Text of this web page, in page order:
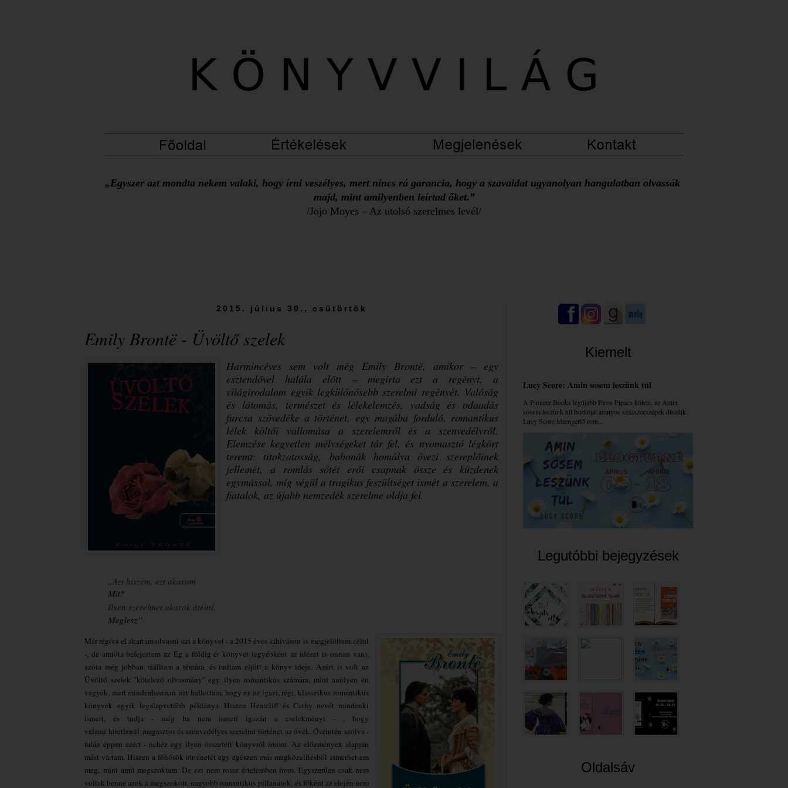
„Egyszer azt mondta nekem valaki, hogy írni veszélyes, mert nincs rá garancia, hogy a szavaidat ugyanolyan hangulatban olvassák
majd, mint amilyenben leírtad őket.”
/Jojo Moyes – Az utolsó szerelmes levél/
2015. július 30., csütörtök
Emily Brontë - Üvöltő szelek
Harmincéves sem volt még Emily Brontë, amikor – egy
esztendővel halála előtt – megírta ezt a regényt, a
világirodalom egyik legkülönösebb szerelmi regényét. Valóság
és látomás, természet és lélekelemzés, vadság és odaadás
furcsa szövedéke a történet, egy magába forduló, romantikus
lélek költői vallomása a szerelemről és a szenvedélyről.
Elemzése kegyetlen mélységeket tár fel, és nyomasztó légkört
teremt: titokzatosság, babonák homálya övezi szereplőinek
jellemét, a romlás sötét erői csapnak össze és küzdenek
egymással, míg végül a tragikus feszültséget ismét a szerelem, a
fiatalok, az újabb nemzedék szerelme oldja fel.
,,Azt hiszem, ezt akarom
Mit?
Ilyen szerelmet akarok átélni.
Meglesz"
Már régóta el akartam olvasni ezt a könyvet - a 2015 éves kihíváson is megjelöltem célul
-, de amióta befejeztem az Ég a földig ér könyvet (egyébként az idézet is onnan van),
azóta még jobban ráálltam a témára, és tudtam eljött a könyv ideje. Azért is volt az
Üvöltő szelek "kötelező olvasmány" egy ilyen romantikus számára, mint amilyen én
vagyok, mert mindenhonnan azt hallottam, hogy ez az igazi, régi, klasszikus romantikus
könyvek egyik legalapvetőbb példánya. Hiszen Heatcliff és Cathy nevét mindenki
ismeri, és tudja - még ha nem ismeri igazán a cselekményt - , hogy
valami hitetlenül magasztos és szenvedélyes szerelmi történet az övék. Őszintén szólva -
talán éppen ezért - nehéz egy ilyen összetett könyvről írnom. Az előzmények alapján
mást vártam. Hiszen a főhősök történetét egy egészen más megközelítésből ismerhettem
meg, mint amit megszoktam. De ezt nem rossz értelemben írom. Egyszerűen csak nem
voltak benne azok a megszokott, nagyobb romantikus pillanatok, és főként az elején nem
Kiemelt
Lucy Score: Amin sosem leszünk túl
A Pioneer Books legújabb Piros Pipacs kötete, az Amin
sosem leszünk túl borítóját aranyos százszorszépek díszítik.
Lucy Score lehengerlő rom...
Legutóbbi bejegyzések
Oldalsáv